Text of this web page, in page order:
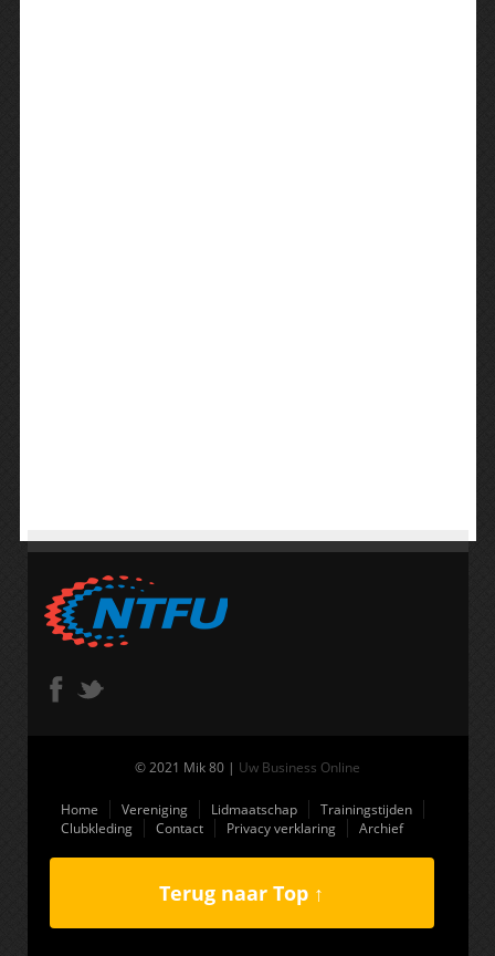
© 2021 Mik 80 | Uw Business Online
Home Vereniging Lidmaatschap
Trainingstijden
Clubkleding
Contact Privacy verklaring Archief
Terug naar Top ↑